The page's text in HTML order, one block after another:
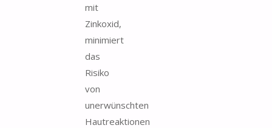
mit
Zinkoxid,
minimiert
das
Risiko
von
unerwünschten
Hautreaktionen